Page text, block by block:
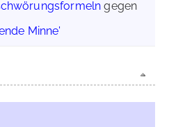
gegen
Minne'